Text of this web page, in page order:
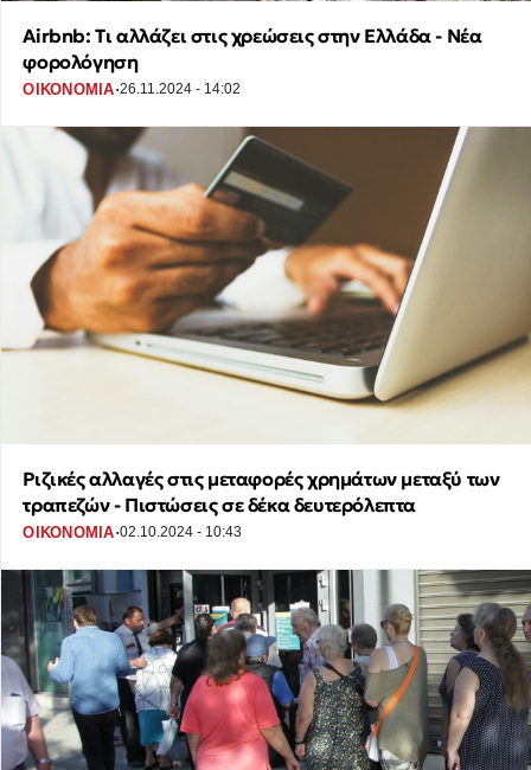
Airbnb: Tι αλλάζει στις χρεώσεις στην Ελλάδα - Νέα
φορολόγηση
ΟΙΚΟΝΟΜΙΑ·26.11.2024 - 14:02
Ριζικές αλλαγές στις μεταφορές χρημάτων μεταξύ των
τραπεζών - Πιστώσεις σε δέκα δευτερόλεπτα
ΟΙΚΟΝΟΜΙΑ·02.10.2024 - 10:43